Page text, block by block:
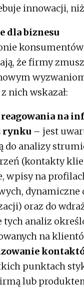
innowacji,
dla biznesu
że firmy
nich wskazał:
na
rynku – jest
do analizy
(kontakty
wpisy na
dynamiczne
oraz do
tych analiz
na
punktach
lub